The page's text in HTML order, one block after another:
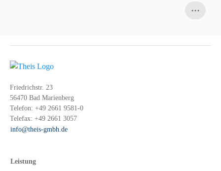
...
Friedrichstr. 23
56470 Bad Marienberg
Telefon: +49 2661 9581-0
Telefax: +49 2661 3057
info@theis-gmbh.de
Leistung